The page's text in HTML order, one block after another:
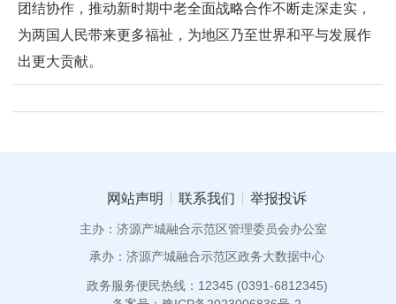
团结协作，推动新时期中老全面战略合作不断走深走实，
为两国人民带来更多福祉，为地区乃至世界和平与发展作
出更大贡献。
网站声明 联系我们 举报投诉
主办：济源产城融合示范区管理委员会办公室
承办：济源产城融合示范区政务大数据中心
政务服务便民热线：12345 (0391-6812345)